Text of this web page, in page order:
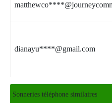
dianayu****@gmail.com
Sonneries téléphone similaires